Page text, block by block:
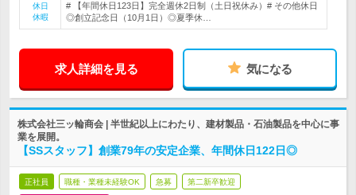
休日
休暇
# 【年間休日123日】完全週休2日制（土日祝休み）# その他休日
◎創立記念日（10月1日）◎夏季休…
求人詳細を見る 気になる
株式会社三ッ輪商会 | 半世紀以上にわたり、建材製品・石油製品を中心に事
業を展開。
【SSスタッフ】創業79年の安定企業、年間休日122日◎
正社員 職種・業種未経験OK 急募 第二新卒歓迎